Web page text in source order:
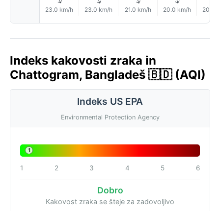
23.0 km/h 23.0 km/h 21.0 km/h 20.0 km/h 20.0
Indeks kakovosti zraka in
Chattogram, Bangladeš 🇧🇩 (AQI)
Indeks US EPA
Environmental Protection Agency
1
1 2 3 4 5 6
Dobro
Kakovost zraka se šteje za zadovoljivo